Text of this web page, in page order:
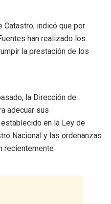
Catastro, indicó que por
han realizado los
la prestación de los
la Dirección de
adecuar sus
en la Ley de
Nacional y las ordenanzas
recientemente